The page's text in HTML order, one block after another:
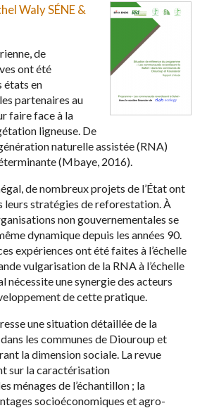
Waly SÉNE &
de
ont été
états en
partenaires au
faire face à la
ligneuse. De
naturelle assistée (RNA)
(Mbaye, 2016).
de nombreux projets de l’État ont
leurs stratégies de reforestation. À
non gouvernementales se
dynamique depuis les années 90.
expériences ont été faites à l’échelle
vulgarisation de la RNA à l’échelle
nécessite une synergie des acteurs
de cette pratique.
une situation détaillée de la
les communes de Diouroup et
la dimension sociale. La revue
sur la caractérisation
ménages de l’échantillon ; la
socioéconomiques et agro-